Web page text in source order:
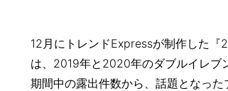
12月にトレンドExpressが制作した
は、2019年と2020年のダブルイレブ
期間中の露出件数から、話題となった